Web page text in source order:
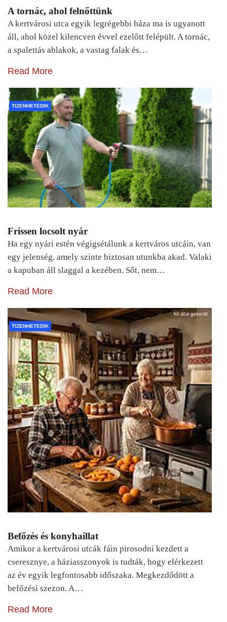
A tornác, ahol felnőttünk
A kertvárosi utca egyik legrégebbi háza ma is ugyanott
áll, ahol közel kilencven évvel ezelőtt felépült. A tornác,
a spalettás ablakok, a vastag falak és…
Read More
TIZENHETEDIK
Frissen locsolt nyár
Ha egy nyári estén végigsétálunk a kertváros utcáin, van
egy jelenség, amely szinte biztosan utunkba akad. Valaki
a kapuban áll slaggal a kezében. Sőt, nem…
Read More
TIZENHETEDIK
Befőzés és konyhaillat
Amikor a kertvárosi utcák fáin pirosodni kezdett a
cseresznye, a háziasszonyok is tudták, hogy elérkezett
az év egyik legfontosabb időszaka. Megkezdődött a
befőzési szezon. A…
Read More